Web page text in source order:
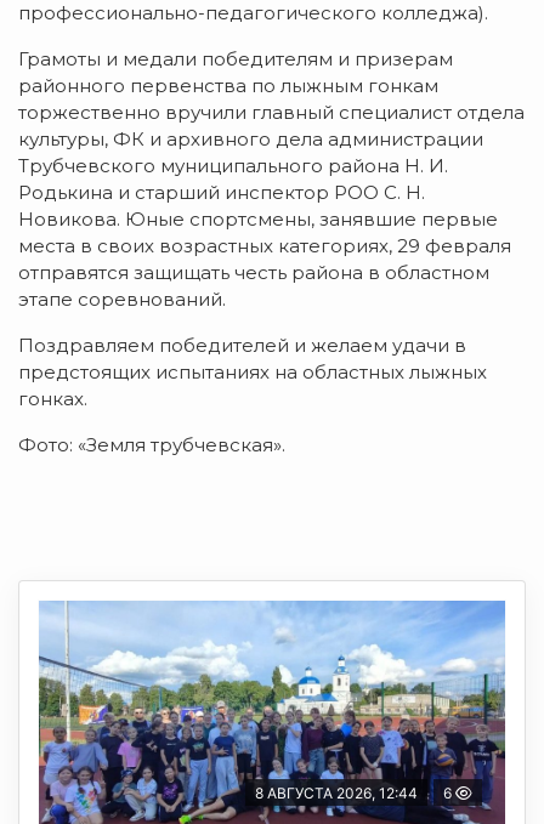
профессионально-педагогического колледжа).
Грамоты и медали победителям и призерам
районного первенства по лыжным гонкам
торжественно вручили главный специалист отдела
культуры, ФК и архивного дела администрации
Трубчевского муниципального района Н. И.
Родькина и старший инспектор РОО С. Н.
Новикова. Юные спортсмены, занявшие первые
места в своих возрастных категориях, 29 февраля
отправятся защищать честь района в областном
этапе соревнований.
Поздравляем победителей и желаем удачи в
предстоящих испытаниях на областных лыжных
гонках.
Фото: «Земля трубчевская».
8 АВГУСТА 2026, 12:44 6